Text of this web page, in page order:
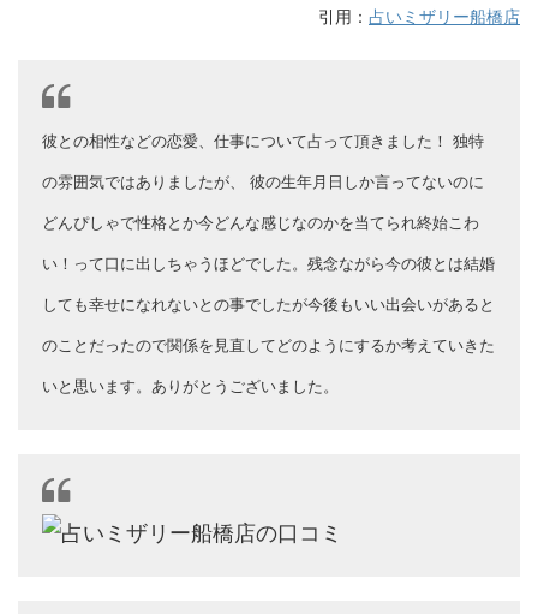
引用： 占いミザリー船橋店
彼との相性などの恋愛、仕事について占って頂きました！ 独特
の雰囲気ではありましたが、 彼の生年月日しか言ってないのに
どんぴしゃで性格とか今どんな感じなのかを当てられ終始こわ
い！って口に出しちゃうほどでした。残念ながら今の彼とは結婚
しても幸せになれないとの事でしたが今後もいい出会いがあると
のことだったので関係を見直してどのようにするか考えていきた
いと思います。ありがとうございました。